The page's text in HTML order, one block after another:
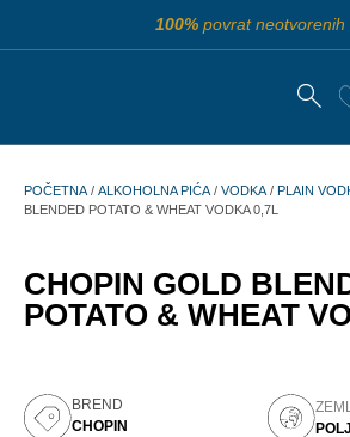
100%povrat neotvorenih
POČETNA / ALKOHOLNA PIĆA / VODKA / PLAIN
BLENDED POTATO & WHEAT VODKA 0,7L
CHOPIN GOLD
POTATO & WHEAT
BREND
CHOPIN